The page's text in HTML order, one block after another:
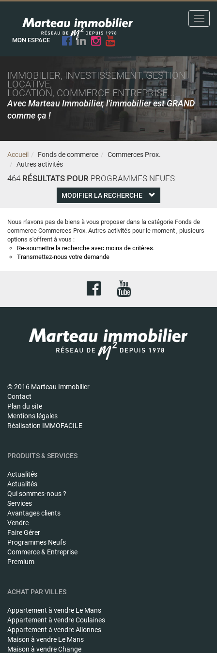
MON ESPACE
IMMOBILIER, INVESTISSEMENT, GESTION
LOCATIVE,
LOCATION, COMMERCE-ENTREPRISE...
Avec Marteau Immobilier, l'immobilier est GRAND
comme ça !
Accueil Fonds de commerce
Commerces Prox.
Autres activités
464 RÉSULTATS POUR PROGRAMMES NEUFS
MODIFIER LA RECHERCHE
Nous n'avons pas de biens à vous proposer dans la catégorie Fonds de
commerce Commerces Prox. Autres activités pour le moment , plusieurs
options s'offrent à vous :
Re-soumettre la recherche avec moins de critères.
Transmettez-nous votre demande
© 2016 Marteau Immobilier
Contact
Plan du site
Mentions légales
Réalisation IMMOFACILE
PRODUITS & SERVICES
Actualités
Actualités
Qui sommes-nous ?
Services
Avantages clients
Vendre
Faire Gérer
Programmes Neufs
Commerce & Entreprise
Premium
ACHAT PAR VILLES
Appartement à vendre Le Mans
Appartement à vendreCoulaines
Appartement à vendreAllonnes
Maison à vendre Le Mans
Maison à vendreChange